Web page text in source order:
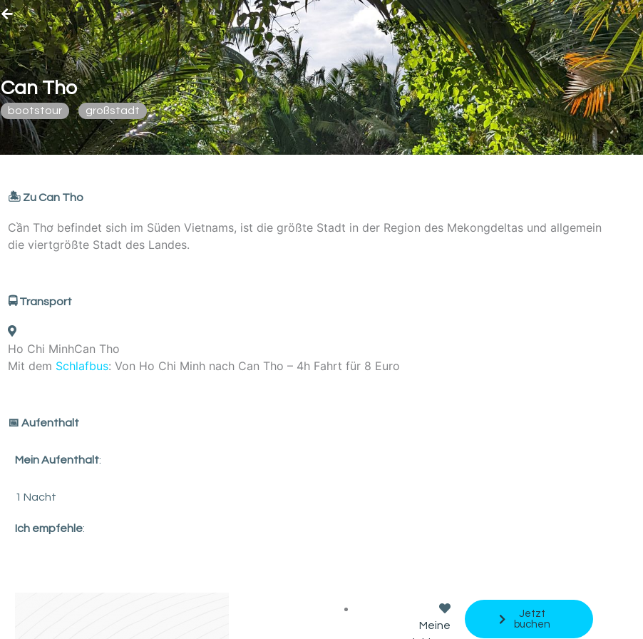
Can Tho
bootstour großstadt
🏝️ Zu Can Tho
Cần Thơ befindet sich im Süden Vietnams, ist die größte Stadt in der Region des Mekongdeltas und allgemein
die viertgrößte Stadt des Landes.
🚍 Transport
Ho Chi MinhCan Tho
Mit dem Schlafbus: Von Ho Chi Minh nach Can Tho – 4h Fahrt für 8 Euro
️📅 Aufenthalt
Mein Aufenthalt:
1 Nacht
Ich empfehle:
Meine
Jetzt
buchen